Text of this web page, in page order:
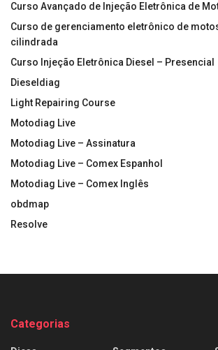
Curso Avançado de Injeção Eletrônica de
Curso de gerenciamento eletrônico de
cilindrada
Curso Injeção Eletrônica Diesel – Presencial
Dieseldiag
Light Repairing Course
Motodiag Live
Motodiag Live – Assinatura
Motodiag Live – Comex Espanhol
Motodiag Live – Comex Inglês
obdmap
Resolve
Categorias